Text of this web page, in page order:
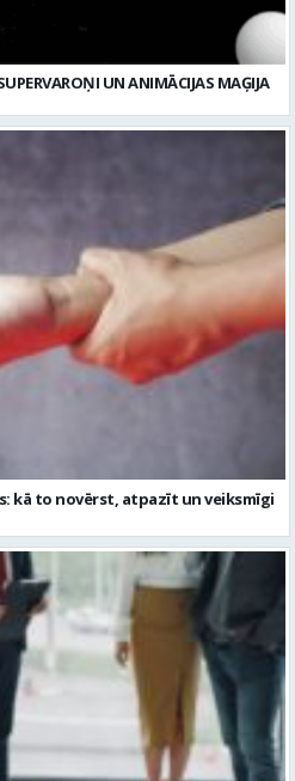
UN ANIMĀCIJAS MAĢIJA
kā to novērst, atpazīt un veiksmīgi